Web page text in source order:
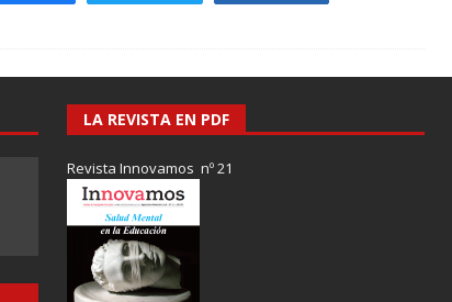
LA REVISTA EN PDF
Revista Innovamos nº 21